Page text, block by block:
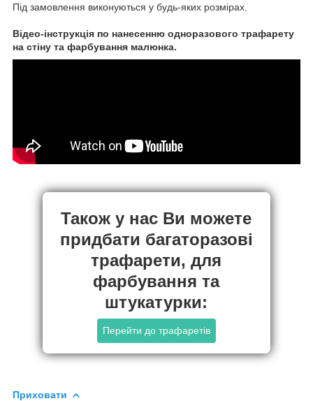
Під замовлення виконуються у будь-яких розмірах.
Відео-інструкція по нанесенню одноразового трафарету
на стіну та фарбування малюнка.
Також у нас Ви можете
придбати багаторазові
трафарети, для
фарбування та
штукатурки:
Перейти до трафаретів
Приховати